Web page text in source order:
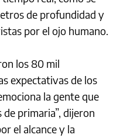
de profundidad y
por el ojo humano.
los 80 mil
expectativas de los
la gente que
primaria”, dijeron
el alcance y la